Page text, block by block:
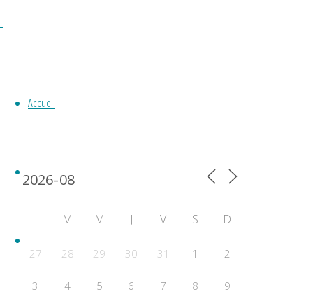
Accueil
News
VITESSE
L M M J V S D
27 28 29 30 31 1 2
3 4 5 6 7 8 9